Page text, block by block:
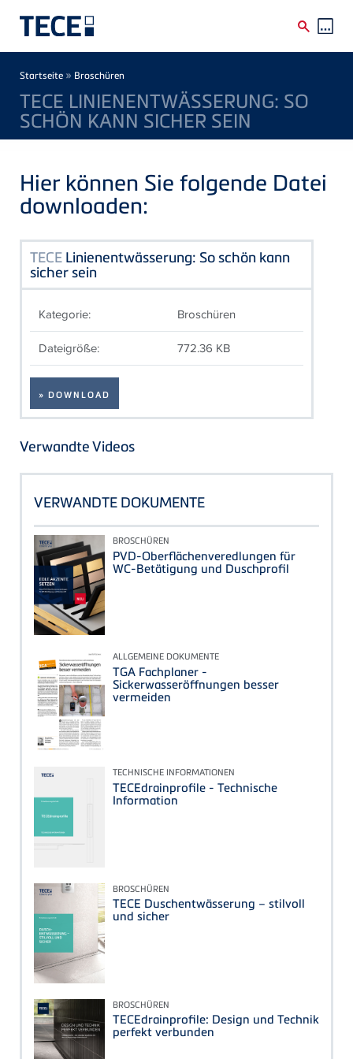
Breadcrumb
Startseite » Broschüren
TECE LINIENENTWÄSSERUNG: SO
SCHÖN KANN SICHER SEIN
Hier können Sie folgende Datei
downloaden:
TECE Linienentwässerung: So schön kann
sicher sein
Kategorie: Broschüren
Dateigröße: 772.36 KB
» DOWNLOAD
Verwandte Videos
VERWANDTE DOKUMENTE
BROSCHÜREN
PVD-Oberflächenveredlungen für
WC-Betätigung und Duschprofil
ALLGEMEINE DOKUMENTE
TGA Fachplaner -
Sickerwasseröffnungen besser
vermeiden
TECHNISCHE INFORMATIONEN
TECEdrainprofile - Technische
Information
BROSCHÜREN
TECE Duschentwässerung – stilvoll
und sicher
BROSCHÜREN
TECEdrainprofile: Design und Technik
perfekt verbunden